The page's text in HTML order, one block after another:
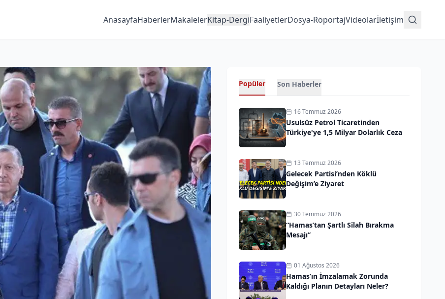
AnasayfaHaberlerMakalelerKitap-DergiFaaliyetlerDosya-RöportajVideolarİletişim
Popüler Son Haberler
16 Temmuz 2026
Usulsüz Petrol Ticaretinden
Türkiye'ye 1,5 Milyar Dolarlık Ceza
13 Temmuz 2026
Gelecek Partisi’nden Köklü
Değişim’e Ziyaret
30 Temmuz 2026
“Hamas’tan Şartlı Silah Bırakma
Mesajı”
01 Ağustos 2026
Hamas’ın İmzalamak Zorunda
Kaldığı Planın Detayları Neler?